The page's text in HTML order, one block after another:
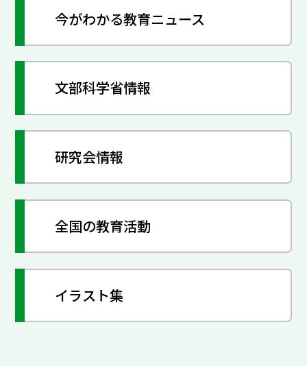
今がわかる教育ニュース
文部科学省情報
研究会情報
全国の教育活動
イラスト集